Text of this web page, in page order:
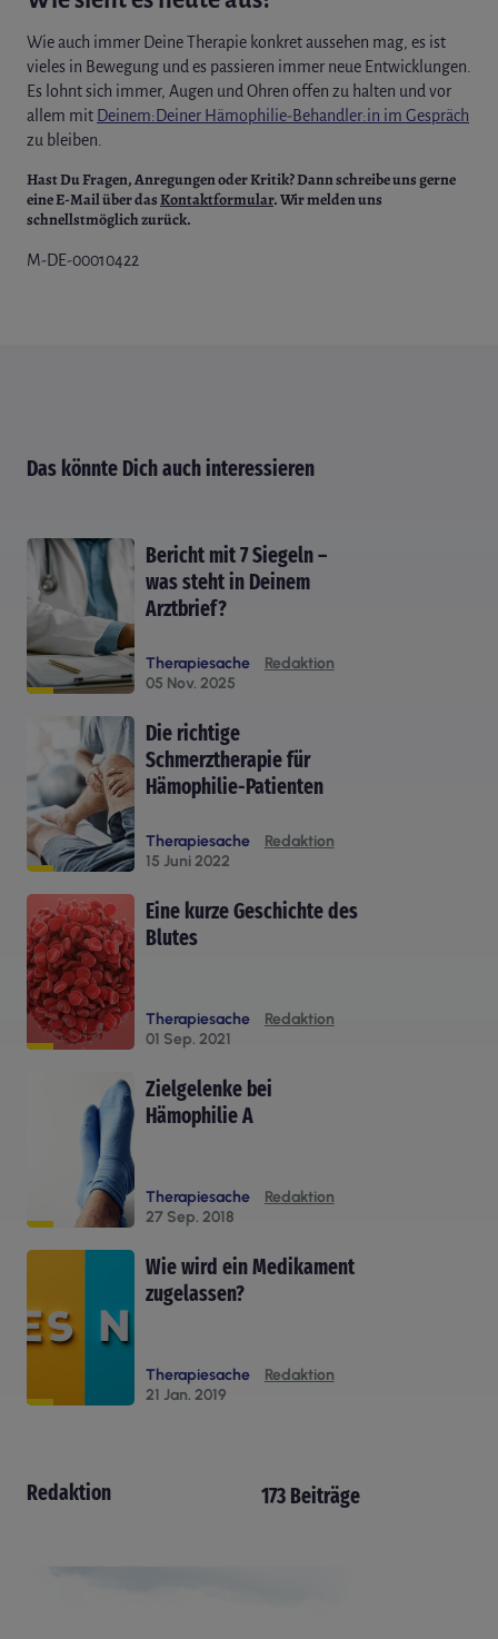
Wie auch immer Deine Therapie konkret aussehen mag, es ist
vieles in Bewegung und es passieren immer neue Entwicklungen.
Es lohnt sich immer, Augen und Ohren offen zu halten und vor
allem mit Deinem:Deiner Hämophilie-Behandler:in im Gespräch
zu bleiben.
Hast Du Fragen, Anregungen oder Kritik? Dann schreibe uns gerne
eine E-Mail über dasKontaktformular. Wir melden uns
schnellstmöglich zurück.
M-DE-00010422
Das könnte Dich auch interessieren
Bericht mit 7 Siegeln –
was steht in Deinem
Arztbrief?
Therapiesache
Redaktion
05 Nov. 2025
Die richtige
Schmerztherapie für
Hämophilie-Patienten
Therapiesache
Redaktion
15 Juni 2022
Eine kurze Geschichte des
Blutes
Therapiesache
Redaktion
01 Sep. 2021
Zielgelenke bei
Hämophilie A
Therapiesache
Redaktion
27 Sep. 2018
Wie wird ein Medikament
zugelassen?
Therapiesache
Redaktion
21 Jan. 2019
Redaktion 173 Beiträge